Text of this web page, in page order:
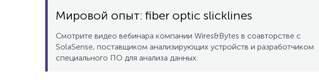
Мировой опыт: fiber optic slicklines
Смотрите видео вебинара компании Wires&Bytes в соавторстве с
SolaSense, поставщиком анализирующих устройств и разработчиком
специального ПО для анализа данных.